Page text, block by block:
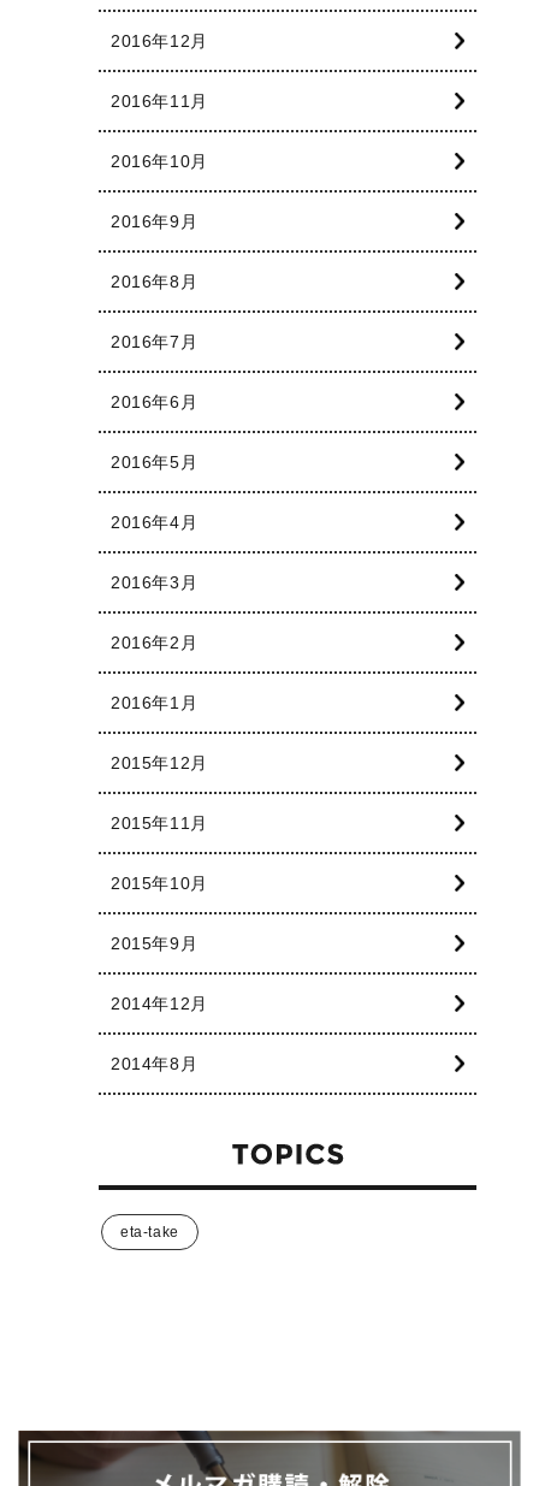
2016年12月
2016年11月
2016年10月
2016年9月
2016年8月
2016年7月
2016年6月
2016年5月
2016年4月
2016年3月
2016年2月
2016年1月
2015年12月
2015年11月
2015年10月
2015年9月
2014年12月
2014年8月
eta-take